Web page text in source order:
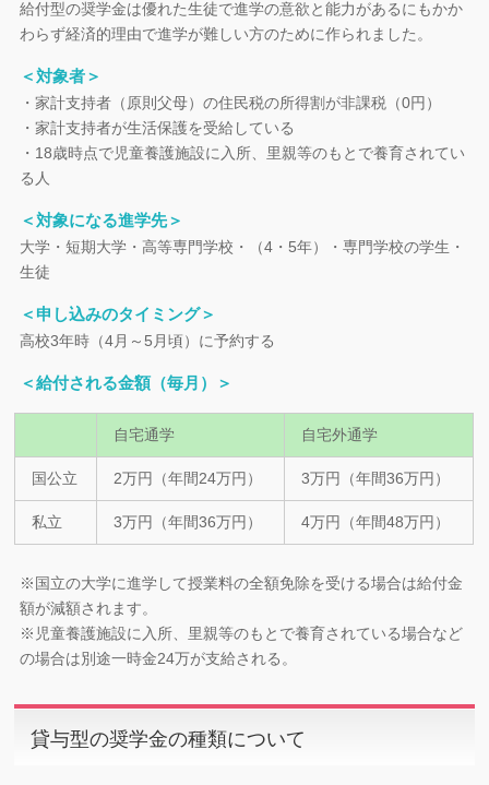
給付型の奨学金は優れた生徒で進学の意欲と能力があるにもかか
わらず経済的理由で進学が難しい方のために作られました。
＜対象者＞
・家計支持者（原則父母）の住民税の所得割が非課税（0円）
・家計支持者が生活保護を受給している
・18歳時点で児童養護施設に入所、里親等のもとで養育されてい
る人
＜対象になる進学先＞
大学・短期大学・高等専門学校・（4・5年）・専門学校の学生・
生徒
＜申し込みのタイミング＞
高校3年時（4月～5月頃）に予約する
＜給付される金額（毎月）＞
自宅通学 自宅外通学
国公立 2万円（年間24万円） 3万円（年間36万円）
私立 3万円（年間36万円） 4万円（年間48万円）
※国立の大学に進学して授業料の全額免除を受ける場合は給付金
額が減額されます。
※児童養護施設に入所、里親等のもとで養育されている場合など
の場合は別途一時金24万が支給される。
貸与型の奨学金の種類について